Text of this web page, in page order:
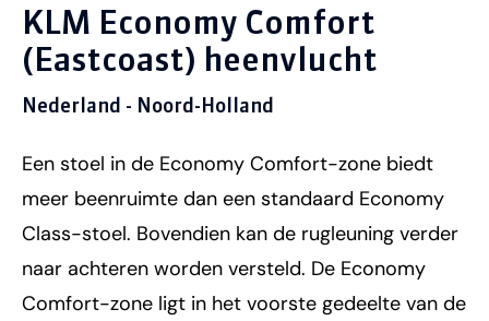
KLM Economy Comfort
(Eastcoast) heenvlucht
Nederland - Noord-Holland
Een stoel in de Economy Comfort-zone biedt
meer beenruimte dan een standaard Economy
Class-stoel. Bovendien kan de rugleuning verder
naar achteren worden versteld. De Economy
Comfort-zone ligt in het voorste gedeelte van de